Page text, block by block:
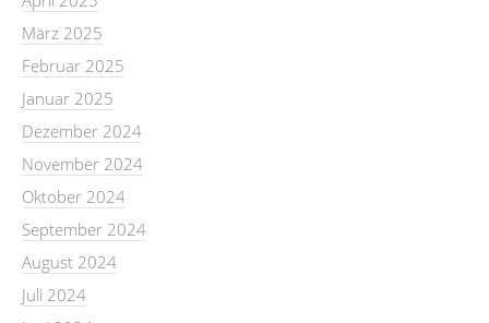
März 2025
Februar 2025
Januar 2025
Dezember 2024
November 2024
Oktober 2024
September 2024
August 2024
Juli 2024